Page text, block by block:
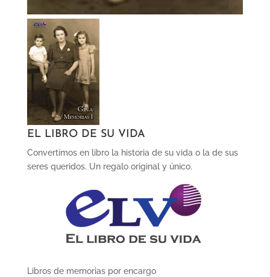
EL LIBRO DE SU VIDA
Convertimos en libro la historia de su vida o la de sus
seres queridos. Un regalo original y único.
Libros de memorias por encargo